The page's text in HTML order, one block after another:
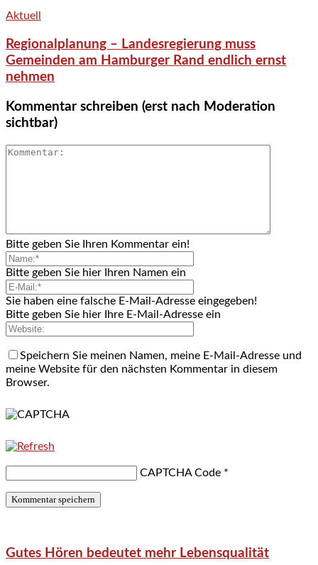
Aktuell
Regionalplanung – Landesregierung muss
Gemeinden am Hamburger Rand endlich ernst
nehmen
Kommentar schreiben (erst nach Moderation
sichtbar)
Bitte geben Sie Ihren Kommentar ein!
Bitte geben Sie hier Ihren Namen ein
Sie haben eine falsche E-Mail-Adresse eingegeben!
Bitte geben Sie hier Ihre E-Mail-Adresse ein
Speichern Sie meinen Namen, meine E-Mail-Adresse und
meine Website für den nächsten Kommentar in diesem
Browser.
CAPTCHA Code *
Gutes Hören bedeutet mehr Lebensqualität